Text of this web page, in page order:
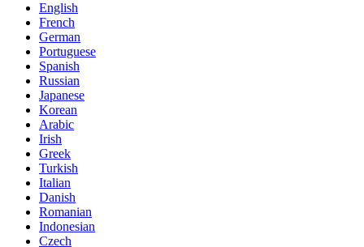
English
French
German
Portuguese
Spanish
Russian
Japanese
Korean
Arabic
Irish
Greek
Turkish
Italian
Danish
Romanian
Indonesian
Czech